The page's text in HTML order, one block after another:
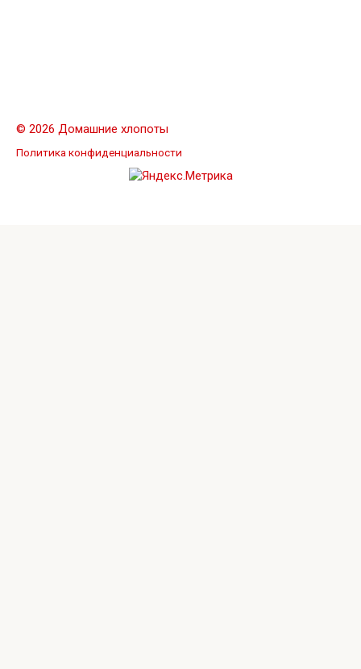
© 2026 Домашние хлопоты
Политика конфиденциальности